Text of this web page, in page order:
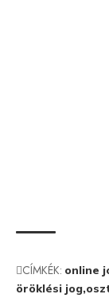
CÍMKÉK: online
öröklési jog